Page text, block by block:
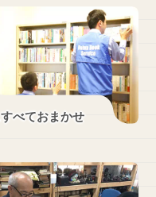
すべておまかせ